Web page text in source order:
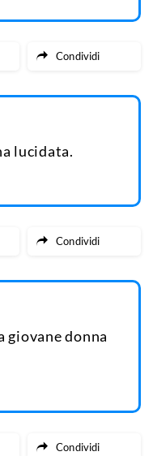
Condividi
lucidata.
Condividi
giovane donna
Condividi